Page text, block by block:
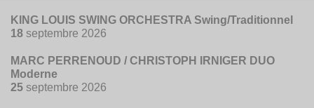
KING LOUIS SWING ORCHESTRA Swing/Traditionnel
18 septembre 2026
MARC PERRENOUD / CHRISTOPH IRNIGER DUO
Moderne
25 septembre 2026